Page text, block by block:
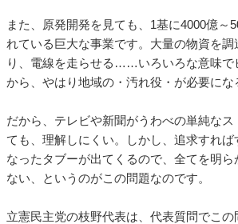
また、原発開発を見ても、1基に4000億～
れている巨大な事業です。大量の物資を
り、電線を走らせる……いろいろな意味で
から、やはり地域の・汚れ役・が必要にな
だから、テレビや新聞がうわべの単純なス
ても、理解しにくい。しかし、追求すれ
なったタブーが出てくるので、全てを明ら
ない、というのがこの問題なのです。
立憲民主党の枝野代表は、代表質問でこの